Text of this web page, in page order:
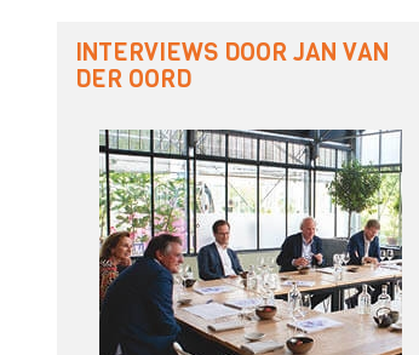
INTERVIEWS DOOR JAN VAN
DER OORD